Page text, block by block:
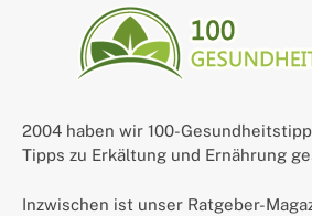
2004 haben wir 100-
Tipps zu Erkältung und Ernährung
Inzwischen ist unser Ratgeber-